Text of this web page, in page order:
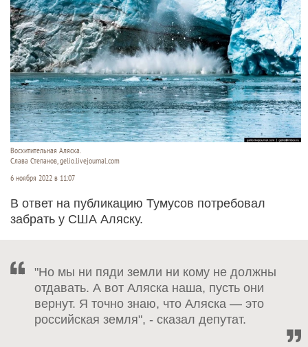
Восхитительная Аляска.
Слава Степанов, gelio.livejournal.com
6 ноября 2022 в 11:07
В ответ на публикацию Тумусов потребовал
забрать у США Аляску.
"Но мы ни пяди земли ни кому не должны
отдавать. А вот Аляска наша, пусть они
вернут. Я точно знаю, что Аляска — это
российская земля", - сказал депутат.